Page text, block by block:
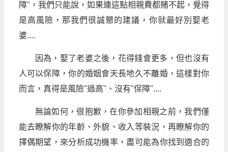
障"，我們只能說，如果連這點相親費都賭不起，覺得
是高風險，那我們很誠懇的建議，你就最好別娶老
婆....
因為，娶了老婆之後，花得錢會更多，但也沒有
人可以保障，你的婚姻會天長地久不離婚，這樣對你
而言，真得是風險"過高"、沒有"保障"....
無論如何，很抱歉，在你參加相親之前，我們僅
能去瞭解你的年齡、外貌、收入等裝況，再瞭解你的
擇偶期望，來分析成功機率，盡可能為你找到適合的